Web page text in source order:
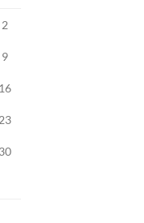
2
9
16
23
30